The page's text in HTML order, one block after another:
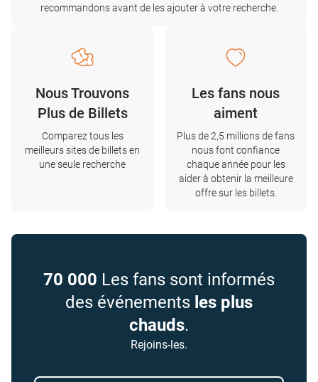
recommandons avant de les ajouter à votre recherche.
Nous Trouvons
Plus de Billets
Comparez tous les
meilleurs sites de billets en
une seule recherche
Les fans nous
aiment
Plus de 2,5 millions de fans
nous font confiance
chaque année pour les
aider à obtenir la meilleure
offre sur les billets.
70 000 Les fans sont informés
des événements les plus
chauds.
Rejoins-les.